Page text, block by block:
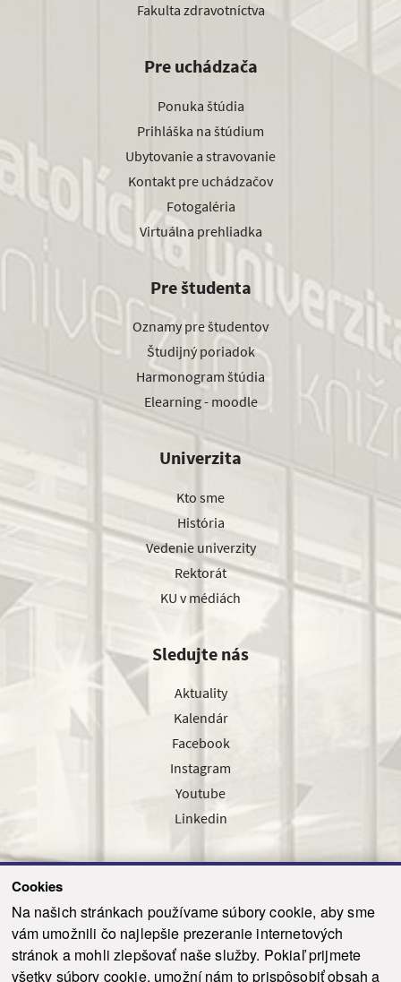
Cookies
Na našich stránkach používame súbory cookie, aby sme
vám umožnili čo najlepšie prezeranie internetových
stránok a mohli zlepšovať naše služby. Pokiaľ prijmete
všetky súbory cookie, umožní nám to prispôsobiť obsah a
Fakulta zdravotníctva
Pre uchádzača
Ponuka štúdia
Prihláška na štúdium
Ubytovanie a stravovanie
Kontakt pre uchádzačov
Fotogaléria
Virtuálna prehliadka
Pre študenta
Oznamy pre študentov
Študijný poriadok
Harmonogram štúdia
Elearning - moodle
Univerzita
Kto sme
História
Vedenie univerzity
Rektorát
KU v médiách
Sledujte nás
Aktuality
Kalendár
Facebook
Instagram
Youtube
Linkedin